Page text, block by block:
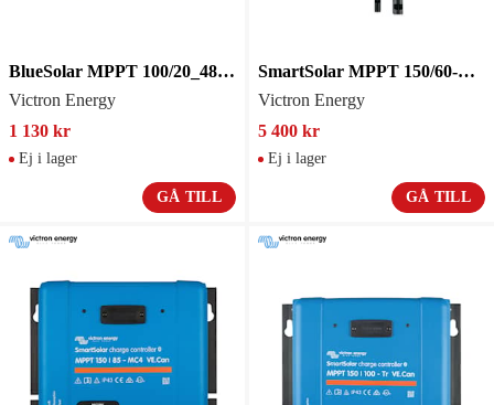
BlueSolar MPPT 100/20_48V Retail
Victron Energy
1 130 kr
Ej i lager
GÅ TILL
SmartSolar MPPT 150/60-MC4
Victron Energy
5 400 kr
Ej i lager
GÅ TILL